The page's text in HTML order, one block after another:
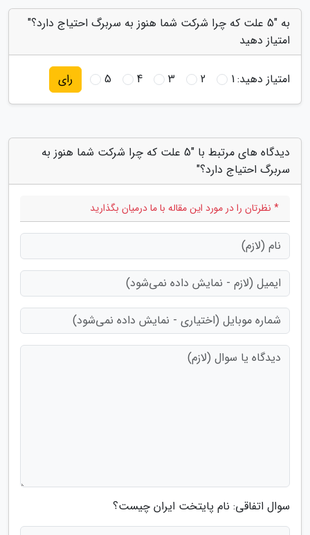
به "5 علت که چرا شرکت شما هنوز به سربرگ احتیاج دارد؟"
امتیاز دهید
امتیاز دهید:1
2
3
4
5 رای
دیدگاه های مرتبط با "5 علت که چرا شرکت شما هنوز به
سربرگ احتیاج دارد؟"
* نظرتان را در مورد این مقاله با ما درمیان بگذارید
سوال اتفاقی: نام پایتخت ایران چیست؟